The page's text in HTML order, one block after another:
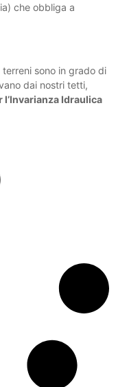
che obbliga a
sono in grado di
dai nostri tetti,
l’Invarianza Idraulica